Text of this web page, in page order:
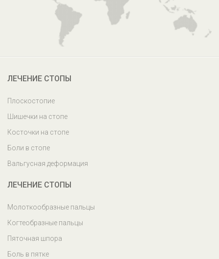
ЛЕЧЕНИЕ СТОПЫ
Плоскостопие
Шишечки на стопе
Косточки на стопе
Боли в стопе
Вальгусная деформация
ЛЕЧЕНИЕ СТОПЫ
Молоткообразные пальцы
Когтеобразные пальцы
Пяточная шпора
Боль в пятке